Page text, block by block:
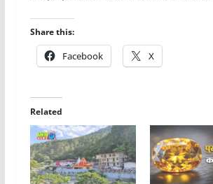
Share this:
Facebook X
Related